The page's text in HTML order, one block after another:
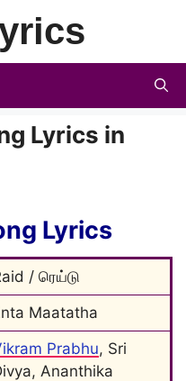
Lyrics in
Lyrics
/ ரெய்டு
Maatatha
Prabhu, Sri
Ananthika